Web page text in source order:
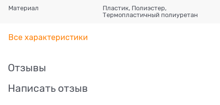
Материал
Пластик, Полиэстер,
Термопластичный полиуретан
Все характеристики
Отзывы
Написать отзыв